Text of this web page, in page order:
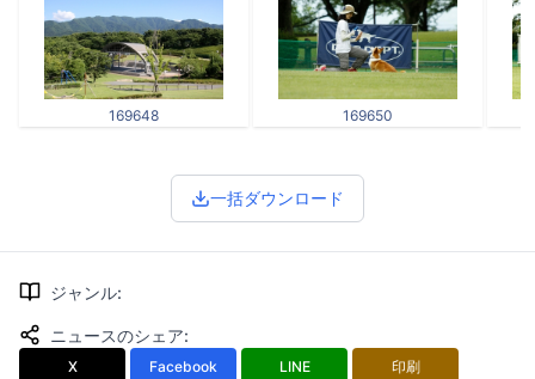
169648 169650
一括ダウンロード
ジャンル:
ニュースのシェア:
X Facebook LINE 印刷